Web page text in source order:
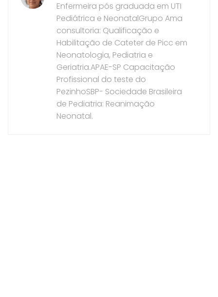
Enfermeira pós graduada em UTI
Pediátrica e NeonatalGrupo Ama
consultoria: Qualificação e
Habilitação de Cateter de Picc em
Neonatologia, Pediatria e
Geriatria.APAE-SP Capacitação
Profissional do teste do
PezinhoSBP- Sociedade Brasileira
de Pediatria: Reanimação
Neonatal.